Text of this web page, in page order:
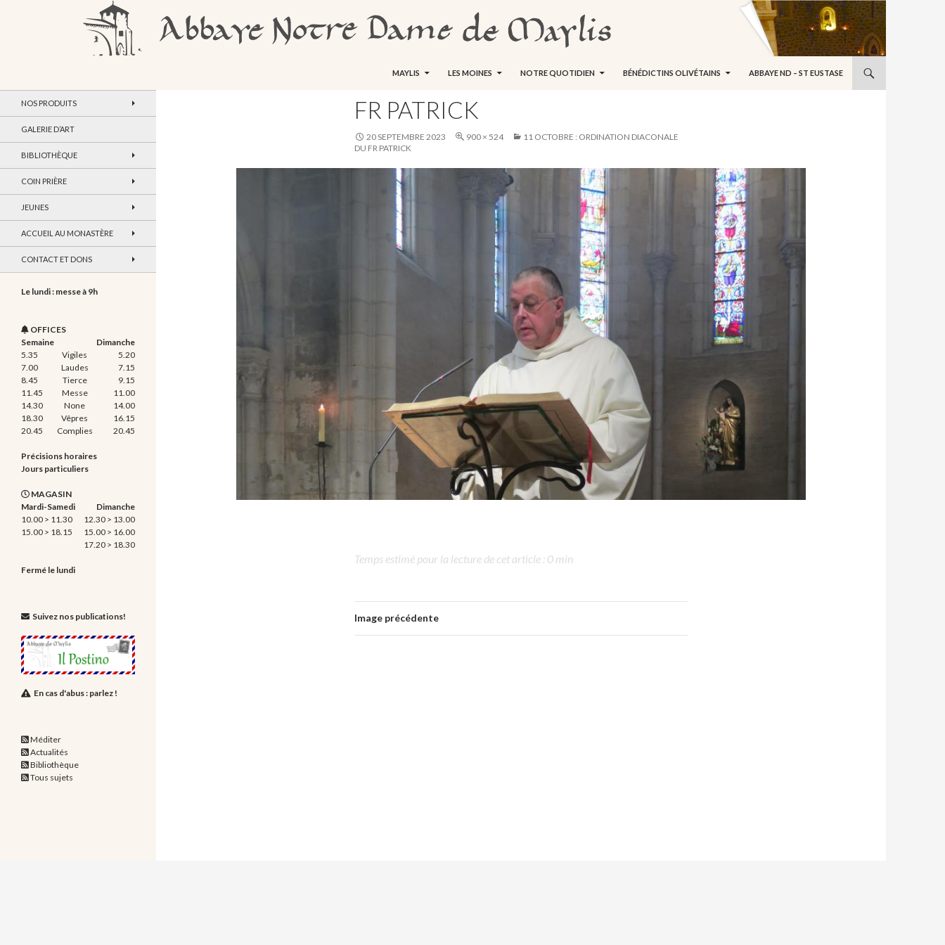
MAYLIS
LES MOINES NOTRE QUOTIDIEN BÉNÉDICTINS OLIVÉTAINS ABBAYE ND – ST EUSTASE
FR PATRICK
20 SEPTEMBRE 2023 900 × 524
11 OCTOBRE : ORDINATION DIACONALE
DU FR PATRICK
Temps estimé pour la lecture de cet article : 0 min
Image précédente
NOS PRODUITS
GALERIE D’ART
BIBLIOTHÈQUE
COIN PRIÈRE
JEUNES
ACCUEIL AU MONASTÈRE
CONTACT ET DONS
Le lundi : messe à 9h
OFFICES
Semaine
Dimanche
5.35
Vigiles
5.20
7.00
Laudes
7.15
8.45
Tierce
9.15
11.45
Messe
11.00
14.30
None
14.00
18.30
Vêpres
16.15
20.45
Complies 20.45
Précisions horaires
Jours particuliers
MAGASIN
Mardi-Samedi
Dimanche
10.00 > 11.30
12.30 > 13.00
15.00 > 18.15
15.00 > 16.00
17.20 > 18.30
Fermé le lundi
Suivez nos publications!
En cas d'abus : parlez !
Méditer
Actualités
Bibliothèque
Tous sujets